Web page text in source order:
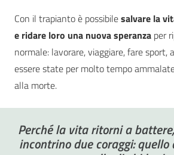
Con il trapianto è possibilesalvare la
e ridare loro una nuova speranza per
normale: lavorare, viaggiare, fare sport,
essere state per molto tempo
alla morte.
Perché la vita ritorni a
incontrino due coraggi: